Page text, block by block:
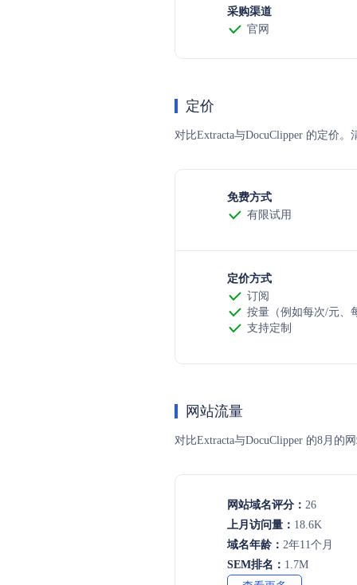
采购渠道
官网
定价
对比Extracta与DocuClipper 的定价
免费方式
有限试用
定价方式
订阅
按量（例如每次/元、
支持定制
网站流量
对比Extracta与DocuClipper 的8月的
网站域名评分： 26
上月访问量： 18.6K
域名年龄： 2年11个月
SEM排名： 1.7M